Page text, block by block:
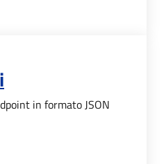
in formato JSON